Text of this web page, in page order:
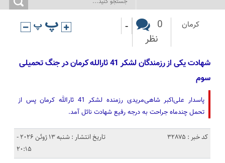
کرمان
0
نظر
-
شهادت یکی از رزمندگان لشکر 41 ثارالله کرمان در جنگ تحمیلی
سوم
پاسدار علی‌اکبر شاهی‌مریدی رزمنده لشکر 41 ثارالله کرمان پس از
تحمل چندماه جراحت به درجه رفیع شهادت نائل آمد.
کد خبر : 32875
تاریخ انتشار : شنبه 13 ژوئن 2026 -
20:15